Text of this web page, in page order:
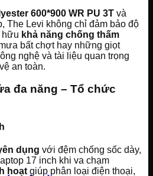
600*900 WR PU 3T và
The Levi không chỉ đảm bảo độ
hữu khả năng chống thấm
bất chợt hay những giọt
nghệ và tài liệu quan trọng
an toàn.
đa năng – Tổ chức
dụng với đệm chống sốc dày,
17 inch khi va chạm
hoạt giúp phân loại điện thoại,